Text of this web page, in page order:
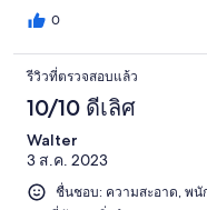
0
รีวิวที่ตรวจสอบแล้ว
10/10 ดีเลิศ
Walter
3 ส.ค. 2023
ชื่นชอบ: ความสะอาด, พนั